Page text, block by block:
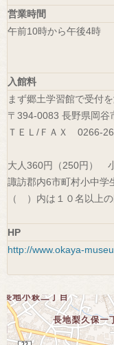
営業時間
午前10時から午後4時
入館料
まず郷土学習館で受付
〒394-0083 長野県岡谷
ＴＥＬ/ＦＡＸ 0266-
大人360円（250円）
諏訪郡内6市町村小中学
（ ）内は１０名以上
HP
http://www.okaya-